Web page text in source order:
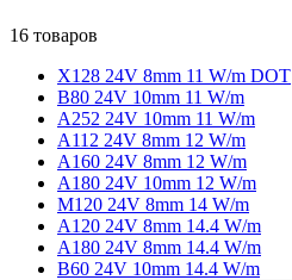
16 товаров
X128 24V 8mm 11 W/m DOT
B80 24V 10mm 11 W/m
A252 24V 10mm 11 W/m
A112 24V 8mm 12 W/m
A160 24V 8mm 12 W/m
A180 24V 10mm 12 W/m
M120 24V 8mm 14 W/m
A120 24V 8mm 14.4 W/m
A180 24V 8mm 14.4 W/m
B60 24V 10mm 14.4 W/m